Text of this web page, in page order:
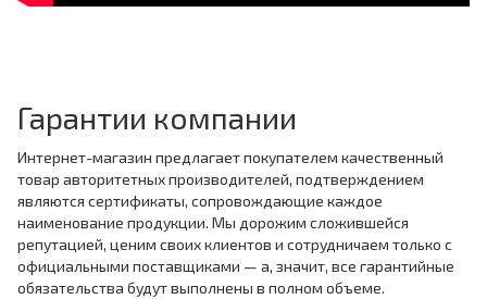
Гарантии компании
Интернет-магазин предлагает покупателем качественный
товар авторитетных производителей, подтверждением
являются сертификаты, сопровождающие каждое
наименование продукции. Мы дорожим сложившейся
репутацией, ценим своих клиентов и сотрудничаем только с
официальными поставщиками — а, значит, все гарантийные
обязательства будут выполнены в полном объеме.